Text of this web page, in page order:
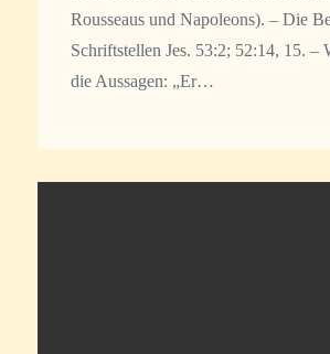
Rousseaus und Napoleons). – Die
Schriftstellen Jes. 53:2; 52:14, 15. –
die Aussagen: „Er…